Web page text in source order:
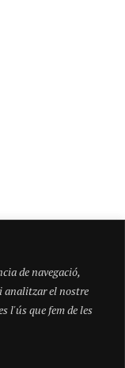
de navegació,
el nostre
l'ús que fem de les